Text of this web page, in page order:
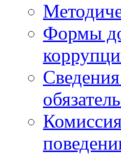
Формы